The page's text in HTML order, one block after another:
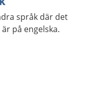
språk där det
på engelska.